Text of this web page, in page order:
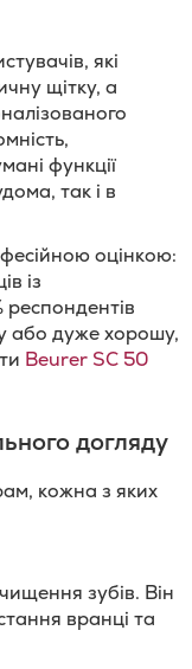
які
щітку, а
функції
так і в
оцінкою:
із
респондентів
або дуже хорошу,
Beurer SC 50
догляду
кожна з яких
зубів. Він
вранці та